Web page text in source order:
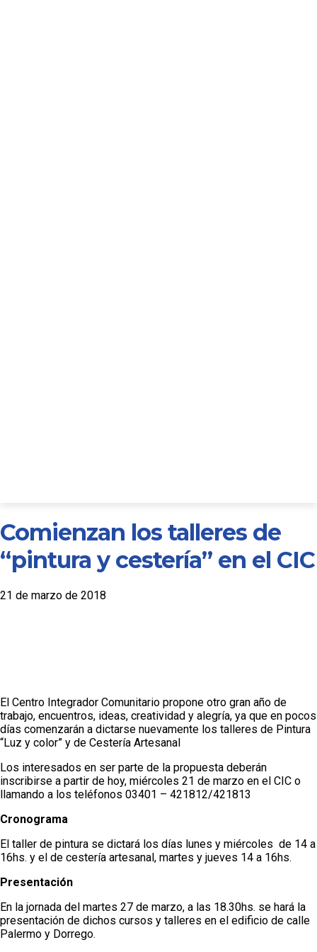
Comienzan los talleres de
“pintura y cestería” en el CIC
21 de marzo de 2018
El Centro Integrador Comunitario propone otro gran año de
trabajo, encuentros, ideas, creatividad y alegría, ya que en pocos
días comenzarán a dictarse nuevamente los talleres de Pintura
“Luz y color” y de Cestería Artesanal
Los interesados en ser parte de la propuesta deberán
inscribirse a partir de hoy, miércoles 21 de marzo en el CIC o
llamando a los teléfonos 03401 – 421812/421813
Cronograma
El taller de pintura se dictará los días lunes y miércoles de 14 a
16hs. y el de cestería artesanal, martes y jueves 14 a 16hs.
Presentación
En la jornada del martes 27 de marzo, a las 18.30hs. se hará la
presentación de dichos cursos y talleres en el edificio de calle
Palermo y Dorrego.